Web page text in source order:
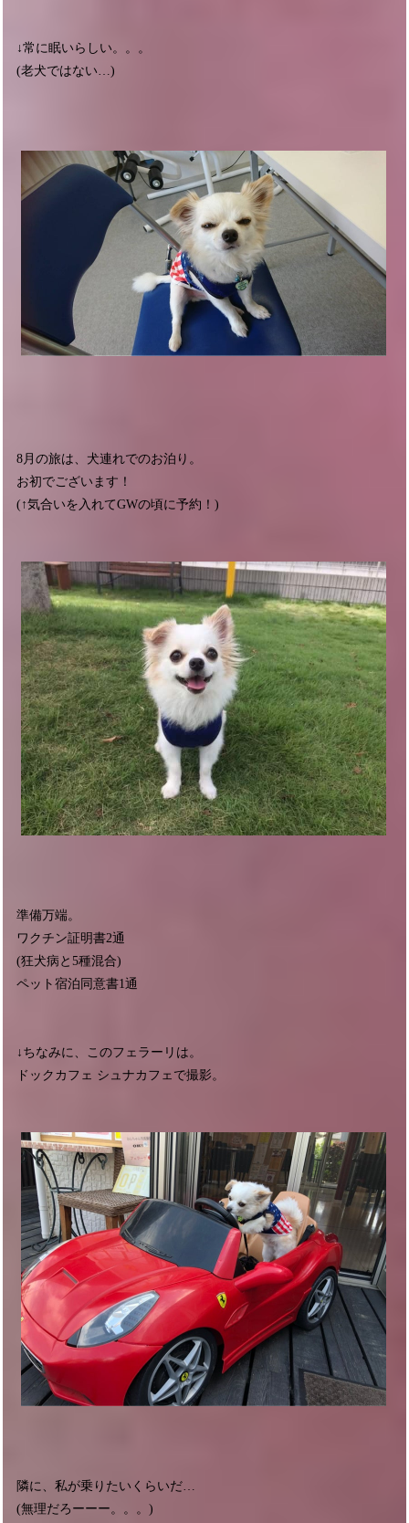
↓常に眠いらしい。。。
(老犬ではない…)
8月の旅は、犬連れでのお泊り。
お初でございます！
(↑気合いを入れてGWの頃に予約！)
準備万端。
ワクチン証明書2通
(狂犬病と5種混合)
ペット宿泊同意書1通
↓ちなみに、このフェラーリは。
ドックカフェ シュナカフェで撮影。
隣に、私が乗りたいくらいだ…
(無理だろーーー。。。)